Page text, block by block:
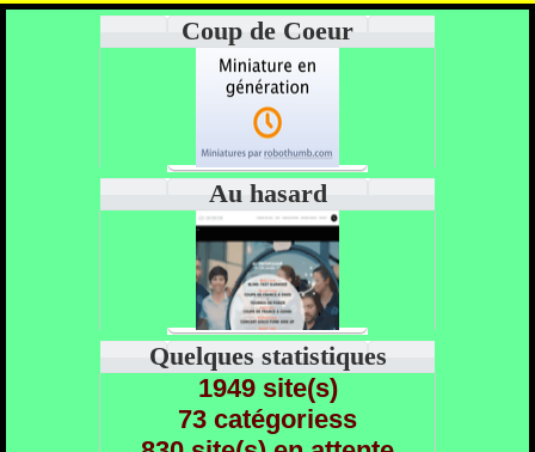
Coup de Coeur
Au hasard
Quelques statistiques
1949 site(s)
73 catégoriess